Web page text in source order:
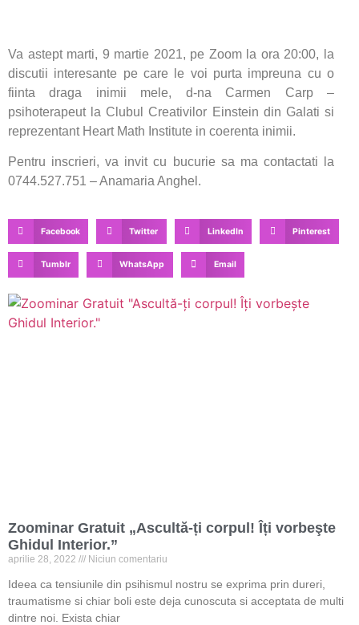
Va astept marti, 9 martie 2021, pe Zoom la ora 20:00, la
discutii interesante pe care le voi purta impreuna cu o
fiinta draga inimii mele, d-na Carmen Carp –
psihoterapeut la Clubul Creativilor Einstein din Galati si
reprezentant Heart Math Institute in coerenta inimii.
Pentru inscrieri, va invit cu bucurie sa ma contactati la
0744.527.751 – Anamaria Anghel.
Facebook Twitter LinkedIn Pinterest
Tumblr WhatsApp Email
Zoominar Gratuit „Ascultă-ți corpul! Îți vorbeşte
Ghidul Interior.”
aprilie 28, 2022 Niciun comentariu
Ideea ca tensiunile din psihismul nostru se exprima prin dureri,
traumatisme si chiar boli este deja cunoscuta si acceptata de multi
dintre noi. Exista chiar